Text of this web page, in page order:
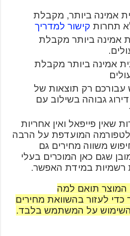
אמינה ביותר, מקבלת
תחרות קישור למדריך
אמינה ביותר מקבלת
אמינה ביותר מקבלת
עבורכם רק תוצאות של
גבוהה בשילוב עם
שאין פייפאל ואין אחריות
המועדפת על הרבה
משווה מחירים גם
שגם כאן המוכרים בעלי
רשמיות במידת האפשר.
המוצר תואם למה
לעזור בהשוואת מחירים
על המשתמש בלבד.